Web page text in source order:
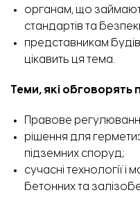
органам, що
стандартів та
представникам
цікавить ця тема.
Теми, які обговорять
Правове
рішення для
підземних споруд;
сучасні технології
бетонних та